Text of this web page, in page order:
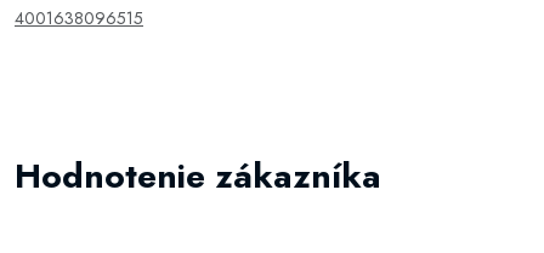
4001638096515
Hodnotenie zákazníka